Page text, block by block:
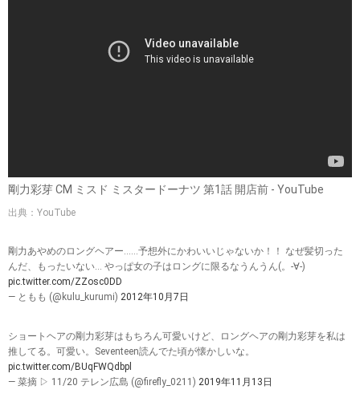
剛力彩芽 CM ミスド ミスタードーナツ 第1話 開店前 - YouTube
出典：YouTube
剛力あやめのロングヘアー……予想外にかわいいじゃないか！！ なぜ髪切った
んだ、もったいない… やっぱ女の子はロングに限るなうんうん(。-∀-)
pic.twitter.com/ZZosc0DD
— ともも (@kulu_kurumi) 2012年10月7日
ショートヘアの剛力彩芽はもちろん可愛いけど、ロングヘアの剛力彩芽を私は
推してる。可愛い。Seventeen読んでた頃が懐かしいな。
pic.twitter.com/BUqFWQdbpl
— 菜摘 ▷ 11/20 テレン広島 (@firefly_0211) 2019年11月13日